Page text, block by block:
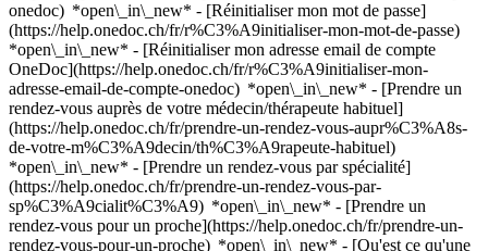
onedoc) *open\_in\_new* - [Réinitialiser mon mot de passe]
(https://help.onedoc.ch/fr/r%C3%A9initialiser-mon-mot-de-passe)
*open\_in\_new* - [Réinitialiser mon adresse email de compte
OneDoc](https://help.onedoc.ch/fr/r%C3%A9initialiser-mon-
adresse-email-de-compte-onedoc) *open\_in\_new* - [Prendre un
rendez-vous auprès de votre médecin/thérapeute habituel]
(https://help.onedoc.ch/fr/prendre-un-rendez-vous-aupr%C3%A8s-
de-votre-m%C3%A9decin/th%C3%A9rapeute-habituel)
*open\_in\_new* - [Prendre un rendez-vous par spécialité]
(https://help.onedoc.ch/fr/prendre-un-rendez-vous-par-
sp%C3%A9cialit%C3%A9) *open\_in\_new* - [Prendre un
rendez-vous pour un proche](https://help.onedoc.ch/fr/prendre-un-
rendez-vous-pour-un-proche) *open\_in\_new* - [Qu'est ce qu'une